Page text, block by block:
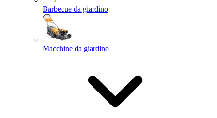
Barbecue da giardino
Macchine da giardino